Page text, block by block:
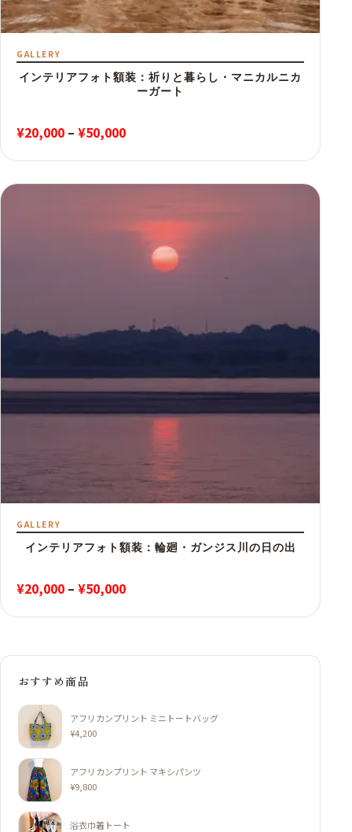
おすすめ商品
アフリカンプリント ミニトートバッグ
¥4,200
アフリカンプリント マキシパンツ
¥9,800
浴衣巾着トート
GALLERY
インテリアフォト額装：祈りと暮らし・マニカルニカ
ーガート
¥20,000 – ¥50,000価
¥50,000
GALLERY
インテリアフォト額装：輪廻・ガンジス川の日の出
¥20,000 – ¥50,000価
¥20,000